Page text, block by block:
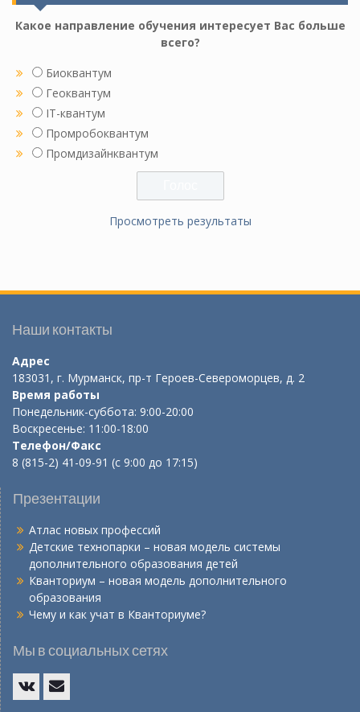
Какое направление обучения интересует Вас больше
всего?
Биоквантум
Геоквантум
IT-квантум
Промробоквантум
Промдизайнквантум
Просмотреть результаты
Наши контакты
Адрес
183031, г. Мурманск, пр-т Героев-Североморцев, д. 2
Время работы
Понедельник-суббота: 9:00-20:00
Воскресенье: 11:00-18:00
Телефон/Факс
8 (815-2) 41-09-91 (с 9:00 до 17:15)
Презентации
Атлас новых профессий
Детские технопарки – новая модель системы
дополнительного образования детей
Кванториум – новая модель дополнительного
образования
Чему и как учат в Кванториуме?
Мы в социальных сетях